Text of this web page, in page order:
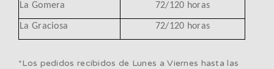
La Gomera 72/120 horas
La Graciosa 72/120 horas
*Los pedidos recibidos de Lunes a Viernes hasta las